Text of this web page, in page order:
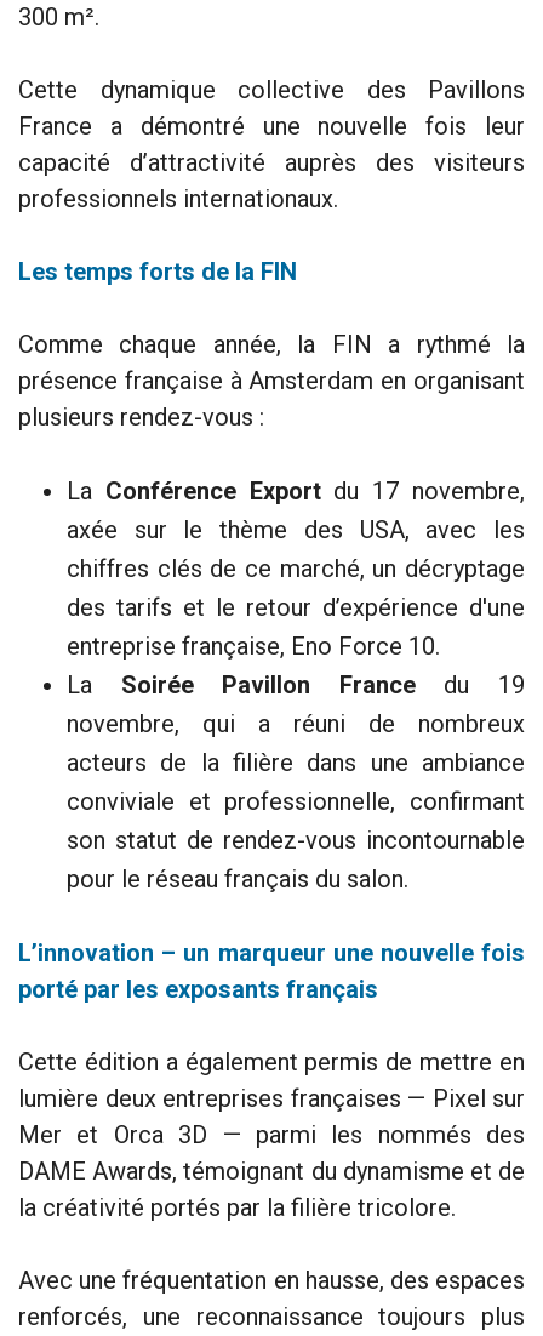
300 m².
Cette dynamique collective des Pavillons
France a démontré une nouvelle fois leur
capacité d’attractivité auprès des visiteurs
professionnels internationaux.
Les temps forts de la FIN
Comme chaque année, la FIN a rythmé la
présence française à Amsterdam en organisant
plusieurs rendez-vous :
La Conférence Export du 17 novembre,
axée sur le thème des USA, avec les
chiffres clés de ce marché, un décryptage
des tarifs et le retour d’expérience d'une
entreprise française, Eno Force 10.
La Soirée Pavillon France du 19
novembre, qui a réuni de nombreux
acteurs de la filière dans une ambiance
conviviale et professionnelle, confirmant
son statut de rendez-vous incontournable
pour le réseau français du salon.
L’innovation – un marqueur une nouvelle fois
porté par les exposants français
Cette édition a également permis de mettre en
lumière deux entreprises françaises — Pixel sur
Mer et Orca 3D — parmi les nommés des
DAME Awards, témoignant du dynamisme et de
la créativité portés par la filière tricolore.
Avec une fréquentation en hausse, des espaces
renforcés, une reconnaissance toujours plus